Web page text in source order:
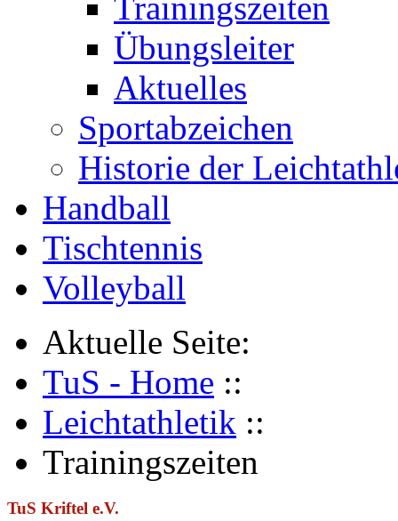
Übungsleiter
Aktuelles
Sportabzeichen
Historie der
Handball
Tischtennis
Volleyball
Aktuelle Seite:
TuS - Home ::
Leichtathletik ::
Trainingszeiten
TuS Kriftel e.V.